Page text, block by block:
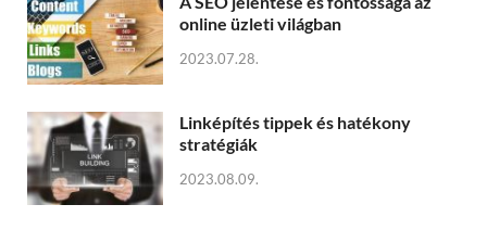
online üzleti világban
2023.07.28.
Linképítés tippek és hatékony
stratégiák
2023.08.09.